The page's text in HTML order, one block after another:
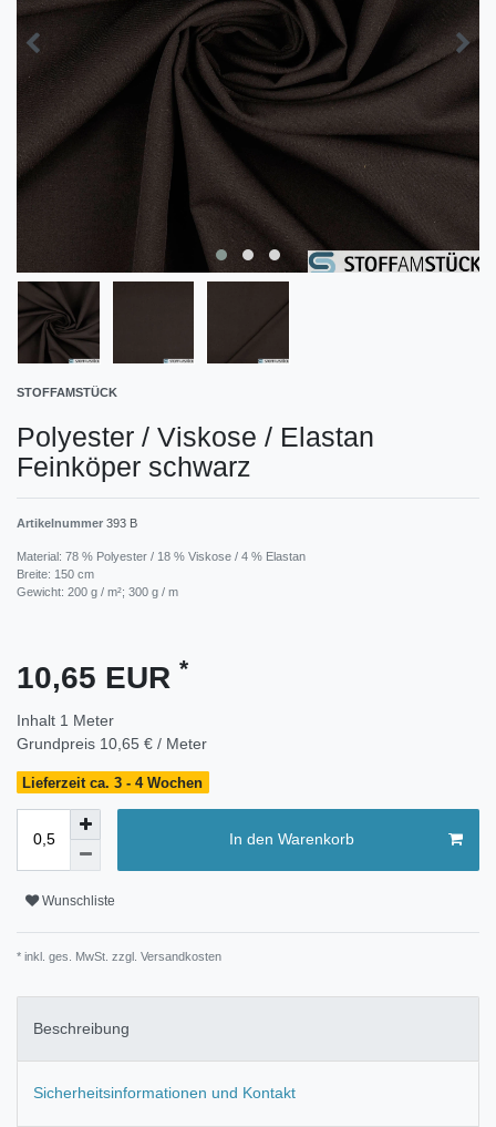
STOFFAMSTÜCK
Polyester / Viskose / Elastan
Feinköper schwarz
Artikelnummer 393 B
Material: 78 % Polyester / 18 % Viskose / 4 % Elastan
Breite: 150 cm
Gewicht: 200 g / m²; 300 g / m
10,65 EUR *
Inhalt 1 Meter
Grundpreis 10,65 € / Meter
Lieferzeit ca. 3 - 4 Wochen
In den Warenkorb
Wunschliste
* inkl. ges. MwSt. zzgl. Versandkosten
Beschreibung
Sicherheitsinformationen und Kontakt